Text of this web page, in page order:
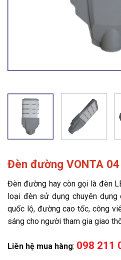
Đèn đường VONTA 04
Đèn đường hay còn gọi là đèn
loại đèn sử dụng chuyên dụng
quốc lộ, đường cao tốc, công
sáng cho người tham gia giao
Liên hệ mua hàng: 098 211